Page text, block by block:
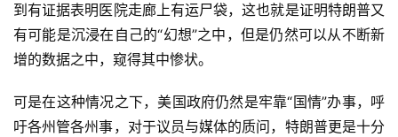
到有证据表明医院走廊上有运尸袋，这也就是证明特朗普又
有可能是沉浸在自己的“幻想”之中，但是仍然可以从不断新
增的数据之中，窥得其中惨状。
可是在这种情况之下，美国政府仍然是牢靠“国情”办事，呼
吁各州管各州事，对于议员与媒体的质问，特朗普更是十分